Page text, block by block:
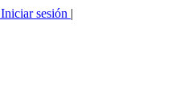
Iniciar sesión |